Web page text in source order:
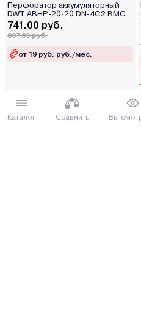
Каталог Сравнить Вы
Перфоратор аккумуляторный
DWT ABHP-20-20 DN-4C2 BMC
741.00 руб.
807.69 руб.
от 19 руб. руб./мес.
Купить